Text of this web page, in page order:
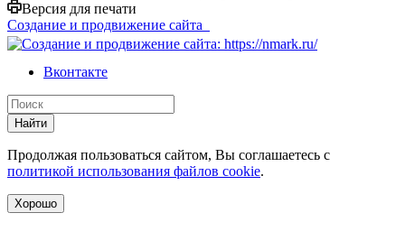
Версия для печати
Создание и продвижение сайта
Вконтакте
Найти
Продолжая пользоваться сайтом, Вы соглашаетесь с
политикой использования файлов cookie.
Хорошо